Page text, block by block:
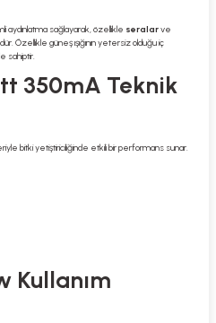
aydınlatma sağlayarak, özellikle seralarve
Özellikle güneş ışığının yetersiz olduğu iç
sahiptir.
350mA Teknik
bitki yetiştiriciliğinde etkili bir performans sunar.
Kullanım